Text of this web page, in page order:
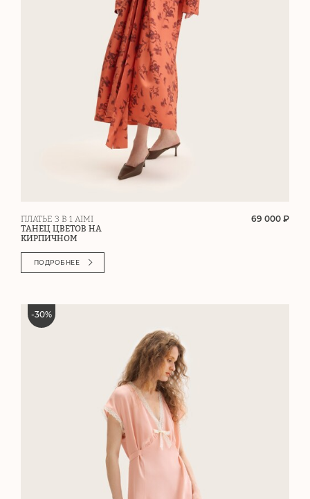
ПЛАТЬЕ 3 В 1 AIMI
ТАНЕЦ ЦВЕТОВ НА
КИРПИЧНОМ
69 000 ₽
ПОДРОБНЕЕ
-30%